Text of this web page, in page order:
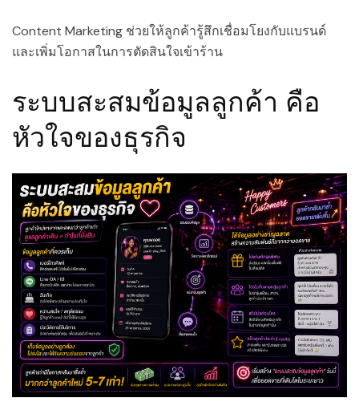
Content Marketing ช่วยให้ลูกค้ารู้สึกเชื่อมโยงกับแบรนด์
และเพิ่มโอกาสในการตัดสินใจเข้าร้าน
ระบบสะสมข้อมูลลูกค้า คือ
หัวใจของธุรกิจ